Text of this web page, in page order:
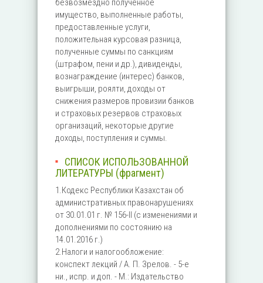
безвозмездно полученное
имущество, выполненные работы,
предоставленные услуги,
положительная курсовая разница,
полученные суммы по санкциям
(штрафом, пени и др.), дивиденды,
вознаграждение (интерес) банков,
выигрыши, роялти, доходы от
снижения размеров провизии банков
и страховых резервов страховых
организаций, некоторые другие
доходы, поступления и суммы.
СПИСОК ИСПОЛЬЗОВАННОЙ
ЛИТЕРАТУРЫ (фрагмент)
1.Кодекс Республики Казахстан об
административных правонарушениях
от 30.01.01 г. № 156-II (с изменениями и
дополнениями по состоянию на
14.01.2016 г.)
2.Налоги и налогообложение:
конспект лекций / А. П. Зрелов. - 5-е
ни., испр. и доп. - М.: Издательство